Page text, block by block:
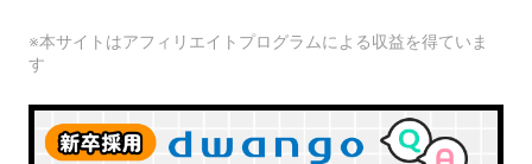
※本サイトはアフィリエイトプログラムによる収益を得ていま
す